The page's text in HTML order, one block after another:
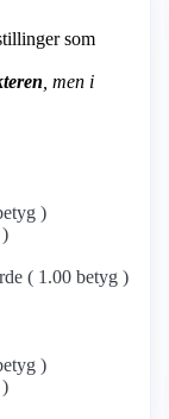
som
, men i
)
( 1.00 betyg )
)